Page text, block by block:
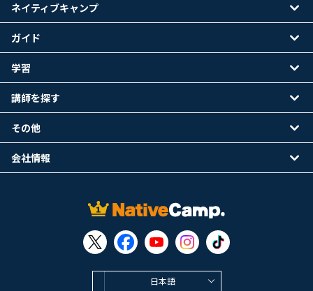
日本語
ネイティブキャンプ
ガイド
学習
講師を探す
その他
会社情報